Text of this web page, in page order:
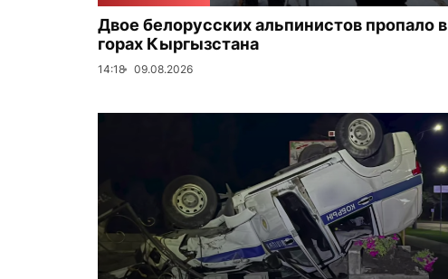
Двое белорусских альпинистов пропало в
горах Кыргызстана
14:18 09.08.2026